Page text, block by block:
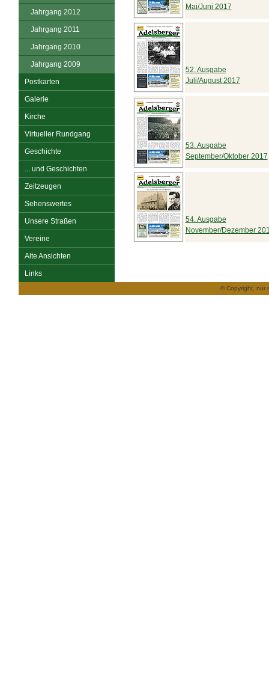
Jahrgang 2012
Jahrgang 2011
Jahrgang 2010
Jahrgang 2009
Postkarten
Galerie
Kirche
Virtueller Rundgang
Geschichte
... und Geschichten
Zeitzeugen
Sehenswertes
Unsere Straßen
Vereine
Alte Ansichten
Links
Mai/Juni 2017
52. Ausgabe
Juli/August 2017
53. Ausgabe
September/Oktober 2017
54. Ausgabe
November/Dezember
© Copyright, nur